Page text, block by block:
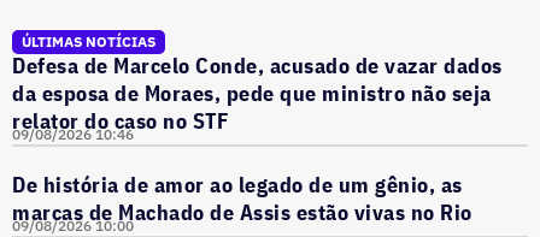
ÚLTIMAS NOTÍCIAS
Defesa de Marcelo Conde, acusado de vazar dados
da esposa de Moraes, pede que ministro não seja
relator do caso no STF
09/08/2026 10:46
De história de amor ao legado de um gênio, as
marcas de Machado de Assis estão vivas no Rio
09/08/2026 10:00